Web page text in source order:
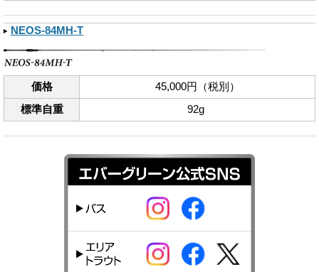
NEOS-84MH-T
価格
45,000円（税別）
標準自重
92g